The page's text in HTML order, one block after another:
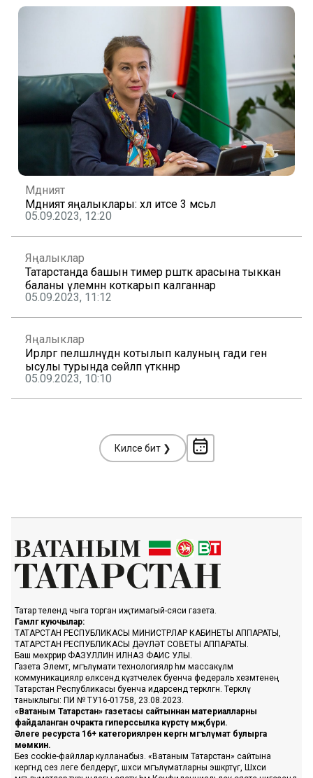
Мәдәният
Мәдәният яңалыклары: хәл итәсе 3 мәсьәлә
05.09.2023, 12:20
Яңалыклар
Татарстанда башын тимер рәшәткә арасына тыккан
баланы үлемнән коткарып калганнар
05.09.2023, 11:12
Яңалыклар
Ирләргә пеләшләнүдән котылып калуның гади генә
ысулы турында сөйләп үткәннәр
05.09.2023, 10:10
Киләсе бит ❯
Татар телендә чыга торган иҗтимагый-сәяси газета.
Гамәлгә куючылар:
ТАТАРСТАН РЕСПУБЛИКАСЫ МИНИСТРЛАР КАБИНЕТЫ АППАРАТЫ,
ТАТАРСТАН РЕСПУБЛИКАСЫ ДӘҮЛӘТ СОВЕТЫ АППАРАТЫ.
Баш мөхәррир ФАЗУЛЛИН ИЛНАЗ ФАИС УЛЫ.
Газета Элемтә, мәгълүмати технологияләр һәм массакүләм
коммуникацияләр өлкәсендә күзәтчелек буенча федераль хезмәтенең
Татарстан Республикасы буенча идарәсендә теркәлгән. Теркәлү
таныклыгы: ПИ № ТУ16-01758, 23.08.2023.
«Ватаным Татарстан» газетасы сайтыннан материалларны
файдаланган очракта гиперссылка күрсәтү мәҗбүри.
Әлеге ресурста 16+ категорияләренә кергән мәгълүмат булырга
мөмкин.
Без cookie-файллар кулланабыз. «Ватаным Татарстан» сайтына
кергәндә сез әлеге белдерүгә, шәхси мәгълүматларны эшкәртүгә, Шәхси